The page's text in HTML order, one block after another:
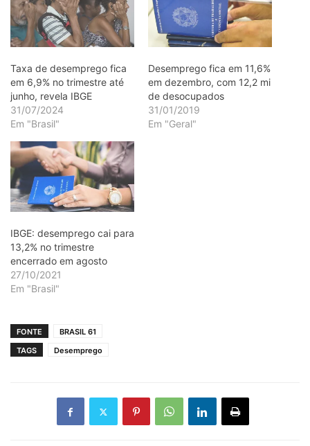
Taxa de desemprego fica
em 6,9% no trimestre até
junho, revela IBGE
31/07/2024
Em "Brasil"
Desemprego fica em 11,6%
em dezembro, com 12,2 mi
de desocupados
31/01/2019
Em "Geral"
IBGE: desemprego cai para
13,2% no trimestre
encerrado em agosto
27/10/2021
Em "Brasil"
FONTE
BRASIL 61
TAGS
Desemprego